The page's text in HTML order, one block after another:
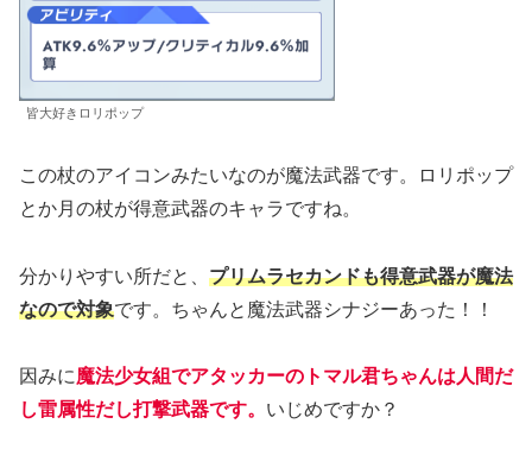
皆大好きロリポップ
この杖のアイコンみたいなのが魔法武器です。ロリポップ
とか月の杖が得意武器のキャラですね。
分かりやすい所だと、 プリムラセカンドも得意武器が魔法
なので対象です。ちゃんと魔法武器シナジーあった！！
因みに魔法少女組でアタッカーのトマル君ちゃんは人間だ
し雷属性だし打撃武器です。 いじめですか？